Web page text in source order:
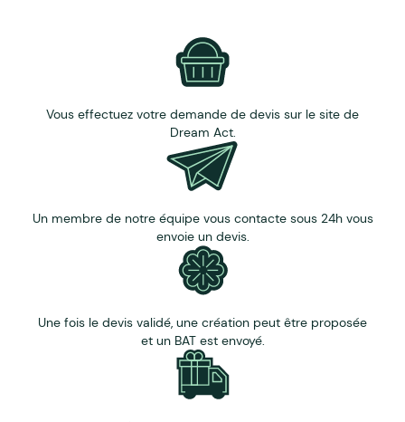
Vous effectuez votre demande de devis sur le site de
Dream Act.
Un membre de notre équipe vous contacte sous 24h vous
envoie un devis.
Une fois le devis validé, une création peut être proposée
et un BAT est envoyé.